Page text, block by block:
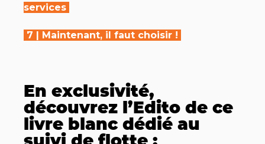
services
7 | Maintenant, il faut choisir !
En exclusivité,
découvrez l’Edito de ce
livre blanc dédié au